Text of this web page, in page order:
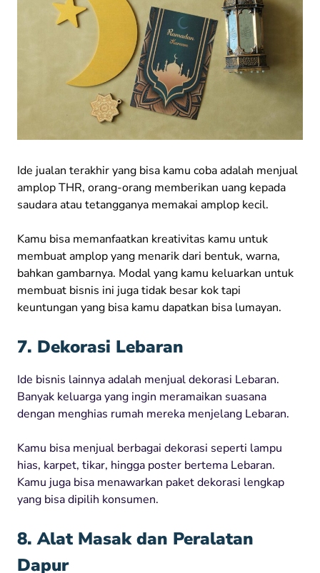
Ide jualan terakhir yang bisa kamu coba adalah menjual
amplop THR, orang-orang memberikan uang kepada
saudara atau tetangganya memakai amplop kecil.
Kamu bisa memanfaatkan kreativitas kamu untuk
membuat amplop yang menarik dari bentuk, warna,
bahkan gambarnya. Modal yang kamu keluarkan untuk
membuat bisnis ini juga tidak besar kok tapi
keuntungan yang bisa kamu dapatkan bisa lumayan.
7. Dekorasi Lebaran
Ide bisnis lainnya adalah menjual dekorasi Lebaran.
Banyak keluarga yang ingin meramaikan suasana
dengan menghias rumah mereka menjelang Lebaran.
Kamu bisa menjual berbagai dekorasi seperti lampu
hias, karpet, tikar, hingga poster bertema Lebaran.
Kamu juga bisa menawarkan paket dekorasi lengkap
yang bisa dipilih konsumen.
8. Alat Masak dan Peralatan
Dapur